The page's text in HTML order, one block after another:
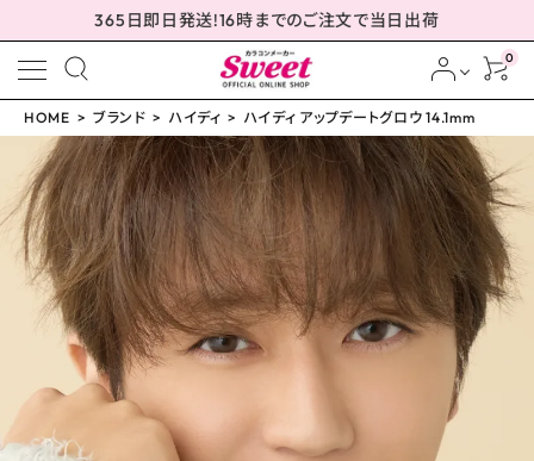
365日即日発送!16時までのご注文で当日出荷
0
meeting_room ログイン person 会員登録
HOME ブランド ハイディ ハイディ アップデートグロウ 14.1mm